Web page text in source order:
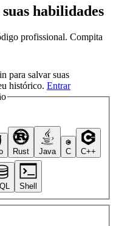
habilidades
profissional. Compita
para salvar suas
histórico. Entrar
Rust Java C C++
Shell